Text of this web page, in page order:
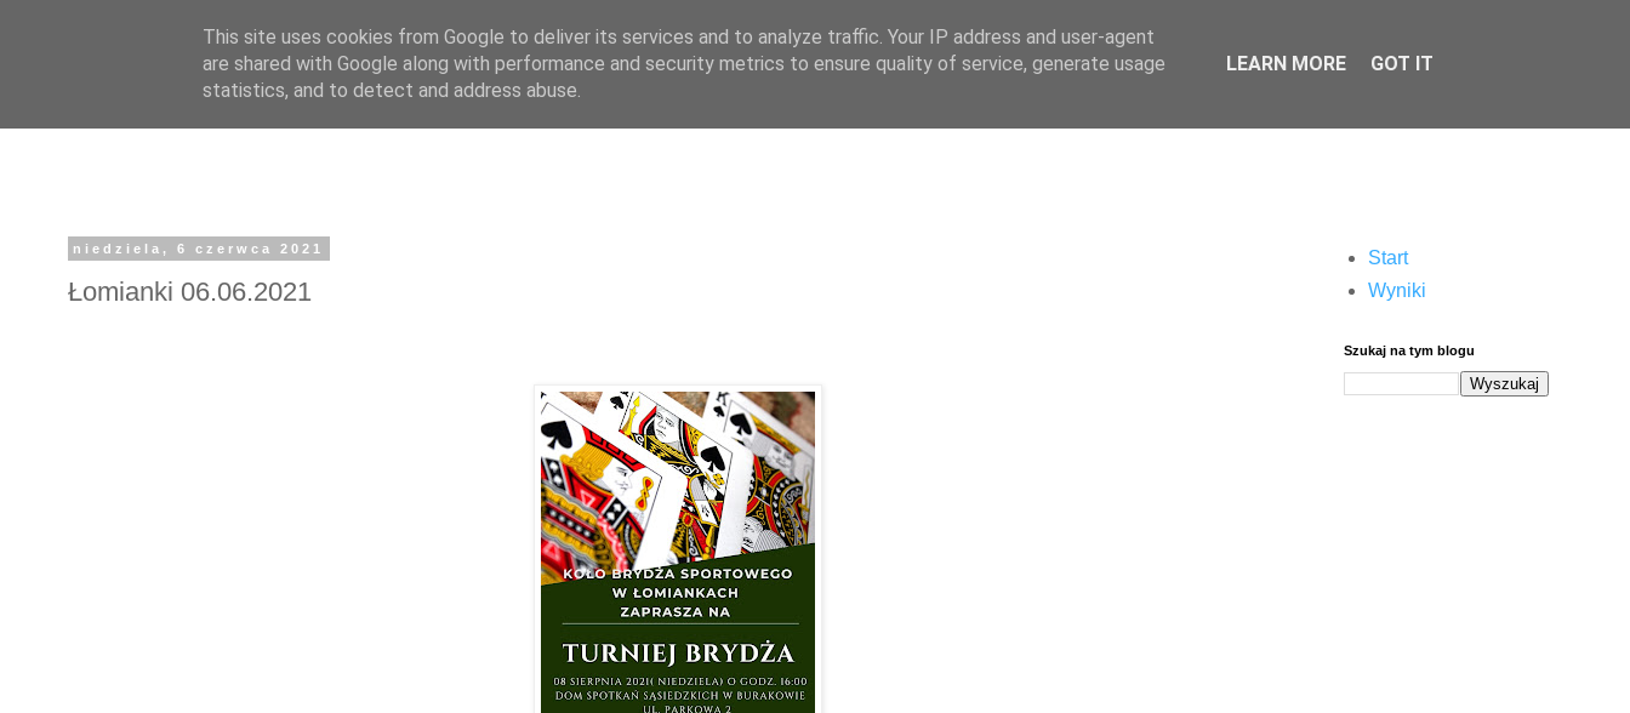
7 bez atu
niedziela, 6 czerwca 2021
Łomianki 06.06.2021
Start
Wyniki
Szukaj na tym blogu
This site uses cookies from Google to deliver its services and to analyze traffic. Your IP address and user-agent
are shared with Google along with performance and security metrics to ensure quality of service, generate usage
statistics, and to detect and address abuse.
LEARN MORE GOT IT